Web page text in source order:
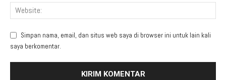
Simpan nama, email, dan situs web saya di browser ini untuk lain kali
saya berkomentar.